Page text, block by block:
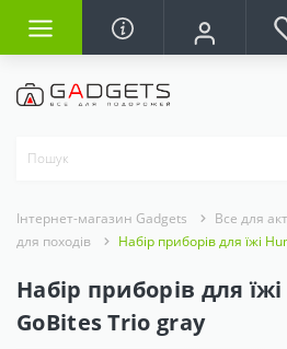
Інтернет-магазин Gadgets Все для
для походів
Набір приборів для їжі
Набір приборів для
GoBites Trio gray